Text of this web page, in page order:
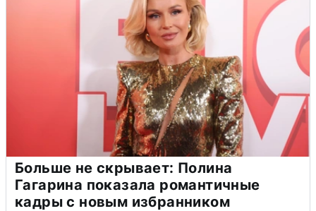
Больше не скрывает: Полина
Гагарина показала романтичные
кадры с новым избранником